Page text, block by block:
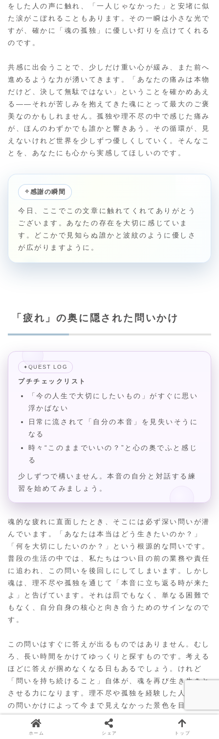
をした人の声に触れ、「一人じゃなかった」と安堵に似
た涙がこぼれることもあります。その一瞬は小さな光で
すが、確かに「魂の孤独」に優しい灯りを点けてくれる
のです。
共感に出会うことで、少しだけ重い心が緩み、また前へ
進めるような力が湧いてきます。「あなたの痛みは本物
だけど、決して無駄ではない」ということを確かめあえ
る――それが苦しみを抱えてきた魂にとって最大のご褒
美なのかもしれません。孤独や理不尽の中で感じた痛み
が、ほんのわずかでも誰かと響きあう。その循環が、見
えないけれど世界を少しずつ優しくしていく。そんなこ
とを、あなたにも心から実感してほしいのです。
✧感謝の瞬間
今日、ここでこの文章に触れてくれてありがとう
ございます。あなたの存在を大切に感じていま
す。どこかで見知らぬ誰かと波紋のように優しさ
が広がりますように。
「疲れ」の奥に隠された問いかけ
✦ QUEST LOG
プチチェックリスト
「今の人生で大切にしたいもの」がすぐに思い
浮かばない
日常に流されて「自分の本音」を見失いそうに
なる
時々“このままでいいの？”と心の奥でふと感じ
る
少しずつで構いません。本音の自分と対話する練
習を始めてみましょう。
魂的な疲れに直面したとき、そこには必ず深い問いが潜
んでいます。「あなたは本当はどう生きたいのか？」
「何を大切にしたいのか？」という根源的な問いです。
普段の生活の中では、私たちはつい目の前の業務や責任
に追われ、この問いを後回しにしてしまいます。しかし
魂は、理不尽や孤独を通じて「本音に立ち返る時が来た
よ」と告げています。それは罰でもなく、単なる困難で
もなく、自分自身の核心と向き合うためのサインなので
す。
この問いはすぐに答えが出るものではありません。むし
ろ、長い時間をかけてゆっくりと探すものです。考える
ほどに答えが掴めなくなる日もあるでしょう。けれど
「問いを持ち続けること」自体が、魂を再び生き生きと
させる力になります。理不尽や孤独を経験した人は、そ
の問いかけによって今まで見えなかった景色を目にしま
ホーム シェア トップ